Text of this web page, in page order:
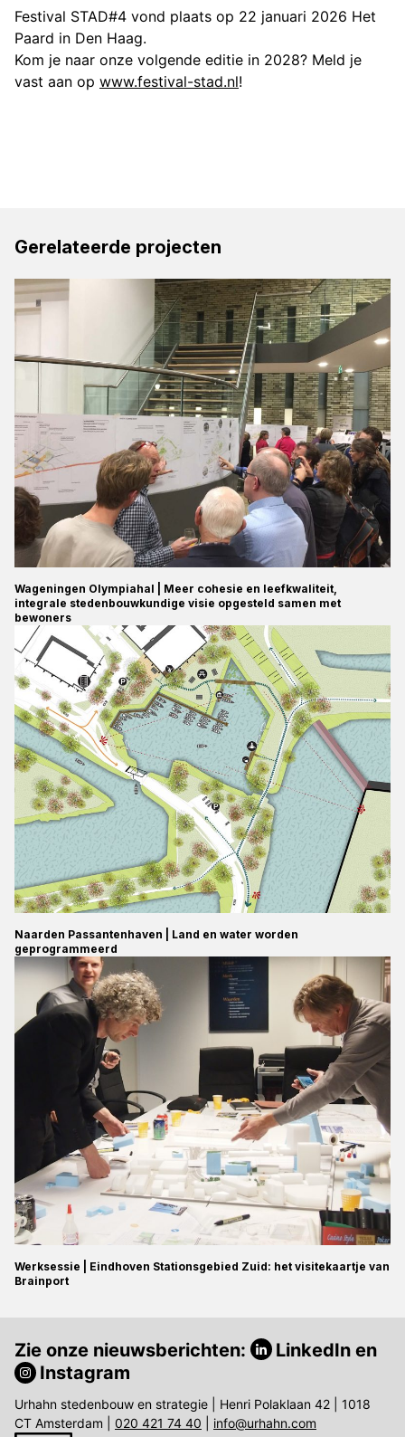
Festival STAD#4 vond plaats op 22 januari 2026 Het
Paard in Den Haag.
Kom je naar onze volgende editie in 2028? Meld je
vast aan op www.festival-stad.nl!
Gerelateerde projecten
Wageningen Olympiahal | Meer cohesie en leefkwaliteit,
integrale stedenbouwkundige visie opgesteld samen met
bewoners
Naarden Passantenhaven | Land en water worden
geprogrammeerd
Werksessie | Eindhoven Stationsgebied Zuid: het visitekaartje van
Brainport
Zie onze nieuwsberichten: LinkedIn en
Instagram
Urhahn stedenbouw en strategie | Henri Polaklaan 42 | 1018
CT Amsterdam | 020 421 74 40 info@urhahn.com